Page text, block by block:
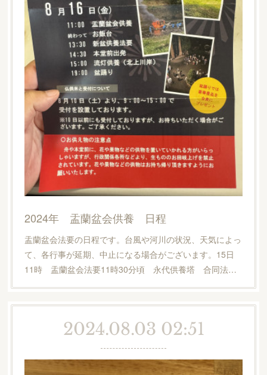
2024年 盂蘭盆会供養 日程
盂蘭盆会法要の日程です。台風や河川の状況、天気によっ
て、各行事が延期、中止になる場合がございます。15日
11時 盂蘭盆会法要11時30分頃 永代供養塔 合同法…
2024.08.03 02:51